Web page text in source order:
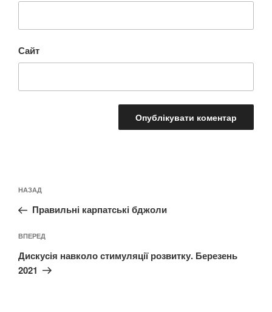
Сайт
записів
Попередній
запис:
НАЗАД
Правильні карпатські бджоли
Наступний
запис
ВПЕРЕД
Дискусія навколо стимуляції розвитку. Березень
2021